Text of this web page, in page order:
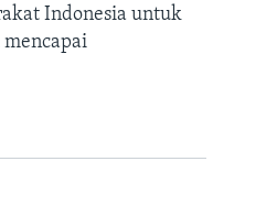
Indonesia untuk